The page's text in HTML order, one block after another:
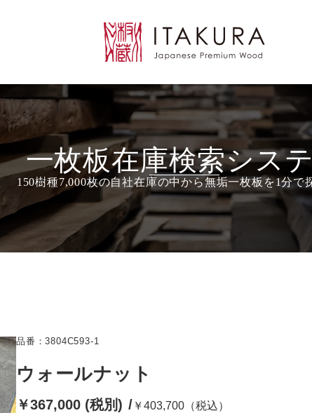
一枚板在庫検索シス
品番：3804C593-1
ウォールナット
￥367,000 (税別) ￥403,700（税込）